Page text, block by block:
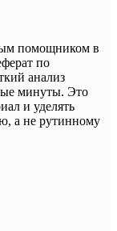
помощником в
по
анализ
минуты. Это
и уделять
а не рутинному